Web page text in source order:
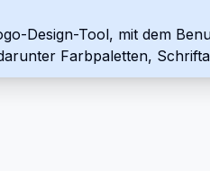
Design-Tool, mit dem
Farbpaletten,